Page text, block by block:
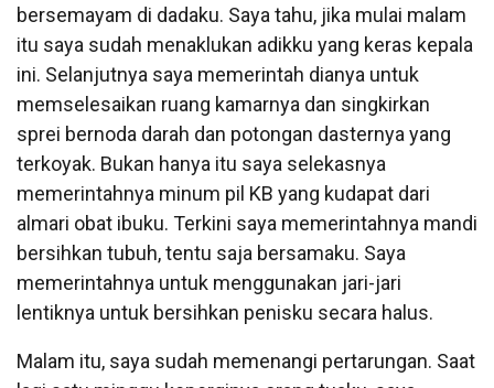
bersemayam di dadaku. Saya tahu, jika mulai malam
itu saya sudah menaklukan adikku yang keras kepala
ini. Selanjutnya saya memerintah dianya untuk
memselesaikan ruang kamarnya dan singkirkan
sprei bernoda darah dan potongan dasternya yang
terkoyak. Bukan hanya itu saya selekasnya
memerintahnya minum pil KB yang kudapat dari
almari obat ibuku. Terkini saya memerintahnya mandi
bersihkan tubuh, tentu saja bersamaku. Saya
memerintahnya untuk menggunakan jari-jari
lentiknya untuk bersihkan penisku secara halus.
Malam itu, saya sudah memenangi pertarungan. Saat